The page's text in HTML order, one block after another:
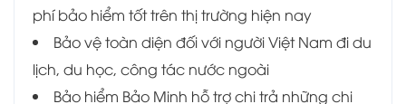
phí bảo hiểm tốt trên thị trường hiện nay
Bảo vệ toàn diện đối với người Việt Nam đi du
lịch, du học, công tác nước ngoài
Bảo hiểm Bảo Minh hỗ trợ chi trả những chi